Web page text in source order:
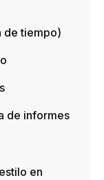
de tiempo)
de informes
en